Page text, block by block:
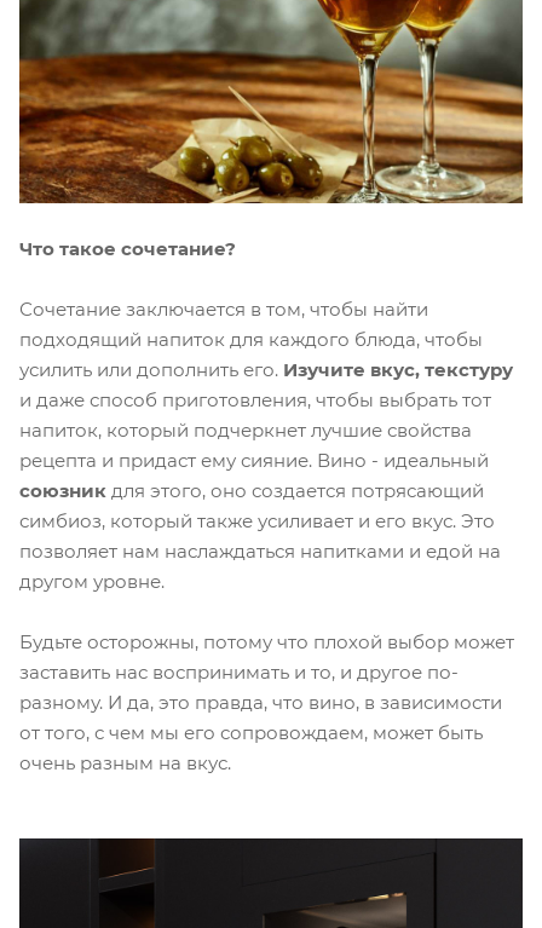
Что такое сочетание?
Сочетание заключается в том, чтобы найти
подходящий напиток для каждого блюда, чтобы
усилить или дополнить его. Изучите вкус, текстуру
и даже способ приготовления, чтобы выбрать тот
напиток, который подчеркнет лучшие свойства
рецепта и придаст ему сияние. Вино - идеальный
союзник для этого, оно создается потрясающий
симбиоз, который также усиливает и его вкус. Это
позволяет нам наслаждаться напитками и едой на
другом уровне.
Будьте осторожны, потому что плохой выбор может
заставить нас воспринимать и то, и другое по-
разному. И да, это правда, что вино, в зависимости
от того, с чем мы его сопровождаем, может быть
очень разным на вкус.